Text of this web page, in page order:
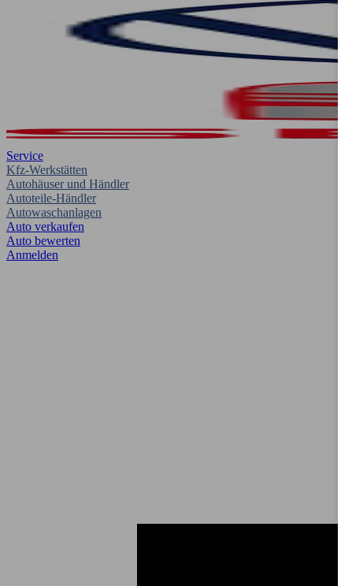
Service
Kfz-Werkstätten
Autohäuser und Händler
Autoteile-Händler
Autowaschanlagen
Auto verkaufen
Auto bewerten
Anmelden